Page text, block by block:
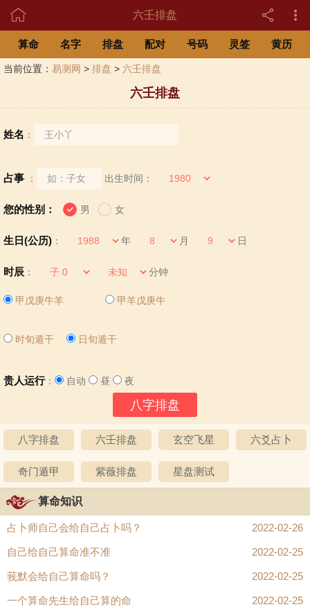
 六壬排盘
算命 名字 排盘 配对 号码 灵签 黄历
当前位置： 易测网 > 排盘 > 六壬排盘
六壬排盘
姓名 ：
占事 ： 出生时间：
您的性别： 男 女
生日(公历) ： 年 月 日
时辰 ： 分钟
甲戊庚牛羊 甲羊戊庚牛
时旬遁干 日旬遁干
贵人运行： 自动 昼 夜
八字排盘 六壬排盘 玄空飞星 六爻占卜
奇门遁甲 紫薇排盘 星盘测试
算命知识
占卜师自己会给自己占卜吗？ 2022-02-26
自己给自己算命准不准 2022-02-25
莪默会给自己算命吗？ 2022-02-25
一个算命先生给自己算的命 2022-02-25